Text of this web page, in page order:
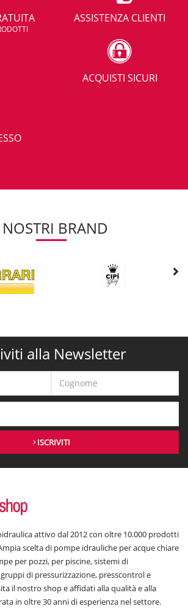
ASSISTENZA CLIENTI
ACQUISTI SICURI
BRAND
alla Newsletter
ISCRIVITI
attivo dal 2012 con oltre 10.000 prodotti
scelta di pompe idrauliche per acque chiare
per pozzi, per piscine, sistemi di
di pressurizzazione, presscontrol e
il nostro shop e affidati alla qualità e alla
in oltre 30 anni di esperienza nel settore.